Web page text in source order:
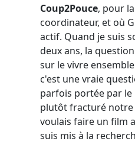
Coup2Pouce, pour
coordinateur, et où
actif. Quand je suis
deux ans, la
sur le vivre
c'est une vraie
parfois portée par
plutôt fracturé notre
voulais faire un film
suis mis à la